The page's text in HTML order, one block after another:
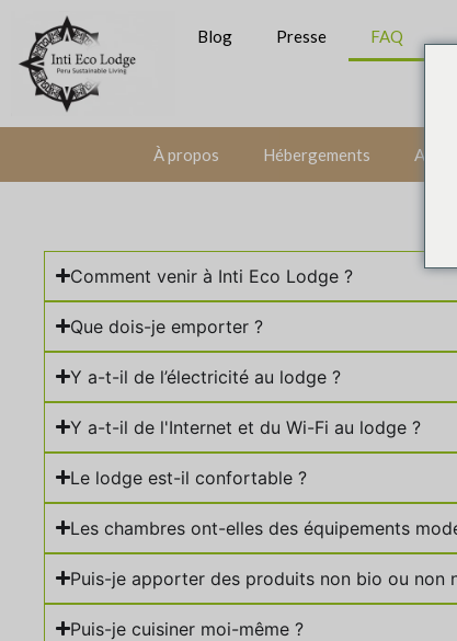
Blog Presse
FAQ
À propos Hébergements
Comment venir à Inti Eco Lodge ?
Que dois-je emporter ?
Y a-t-il de l’électricité au lodge ?
Y a-t-il de l'Internet et du Wi-Fi au lodge ?
Le lodge est-il confortable ?
Les chambres ont-elles des équipements
Puis-je apporter des produits non bio ou non
Puis-je cuisiner moi-même ?